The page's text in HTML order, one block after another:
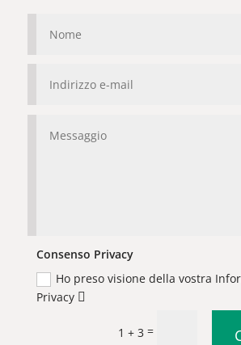
Consenso Privacy
Ho preso visione della vostra
Privacy
1 + 3 =